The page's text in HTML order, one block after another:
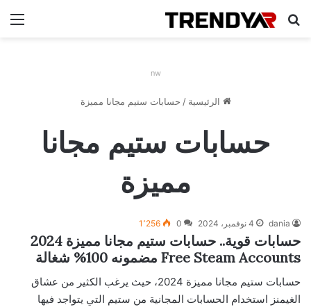
بحث عن
nw
الرئيسية / حسابات ستيم مجانا مميزة
حسابات ستيم مجانا
مميزة
dania 4 نوفمبر، 2024 0 1٬256
حسابات قوية.. حسابات ستيم مجانا مميزة 2024
Free Steam Accounts مضمونه 100% شغالة
حسابات ستيم مجانا مميزة 2024، حيث يرغب الكثير من عشاق
الغيمنز استخدام الحسابات المجانية من ستيم التي يتواجد فيها